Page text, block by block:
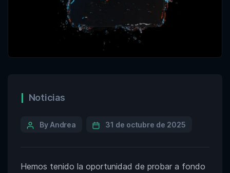
Noticias
By Andrea 31 de octubre de 2025
Hemos tenido la oportunidad de probar a fondo